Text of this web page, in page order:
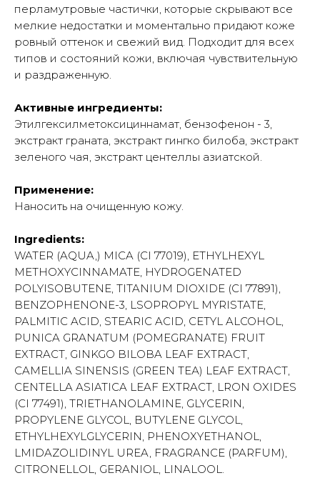
перламутровые частички, которые скрывают все
мелкие недостатки и моментально придают коже
ровный оттенок и свежий вид. Подходит для всех
типов и состояний кожи, включая чувствительную
и раздраженную.
Активные ингредиенты:
Этилгексилметоксициннамат, бензофенон - 3,
экстракт граната, экстракт гингко билоба, экстракт
зеленого чая, экстракт центеллы азиатской.
Применение:
Наносить на очищенную кожу.
Ingredients:
WATER (AQUA,) MICA (CI 77019), ETHYLHEXYL
METHOXYCINNAMATE, HYDROGENATED
POLYISOBUTENE, ТITANIUM DIOXIDE (CI 77891),
BENZOPHENONE-3, LSOPROPYL MYRISTATE,
PALMITIC ACID, STEARIC ACID, CETYL ALCOHOL,
PUNICA GRANATUM (POMEGRANATE) FRUIT
EXTRACT, GINKGO BILOBA LEAF EXTRACT,
CAMELLIA SINENSIS (GREEN ТЕА) LEAF EXTRACT,
CENTELLA ASIATICA LEAF EXTRACT, LRON OXIDES
(CI 77491), TRIETHANOLAMINE, GLYCERIN,
PROPYLENE GLYCOL, BUTYLENE GLYCOL,
ETHYLHEXYLGLYCERIN, PHENOXYETHANOL,
LMIDAZOLIDINYL UREA, FRAGRANCE (PARFUM),
CITRONELLOL, GERANIOL, LINALOOL.